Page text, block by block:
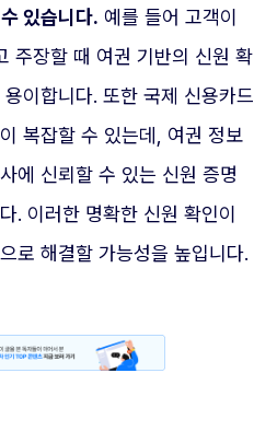
있습니다. 예를 들어 고객이
주장할 때 여권 기반의 신원 확
이합니다. 또한 국제 신용카드
복잡할 수 있는데, 여권 정보
에 신뢰할 수 있는 신원 증명
. 이러한 명확한 신원 확인이
로 해결할 가능성을 높입니다.